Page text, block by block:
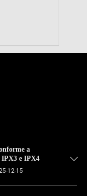
a
e IPX4
12-15